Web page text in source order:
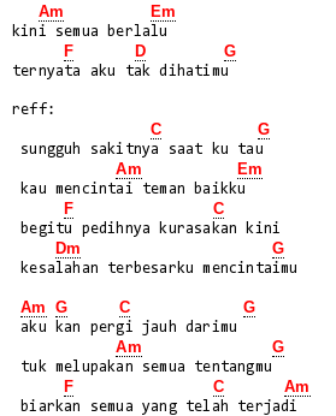
Am Em
kini semua berlalu
F D G
ternyata aku tak dihatimu
reff:
C G
Am Em
F C
Dm G
Am G C G
aku kan pergi jauh darimu
Am G
F C Am